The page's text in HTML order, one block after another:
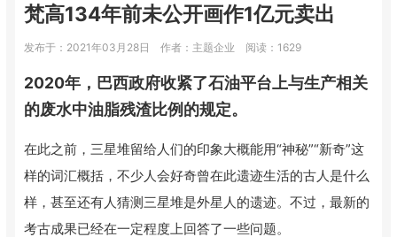
梵高134年前未公开画作1亿元卖出
发布于：2021年03月28日 作者：主题企业 阅读：1629
2020年，巴西政府收紧了石油平台上与生产相关
的废水中油脂残渣比例的规定。
在此之前，三星堆留给人们的印象大概能用“神秘”“新奇”这
样的词汇概括，不少人会好奇曾在此遗迹生活的古人是什么
样，甚至还有人猜测三星堆是外星人的遗迹。不过，最新的
考古成果已经在一定程度上回答了一些问题。